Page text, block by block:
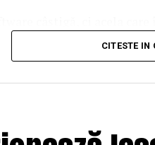
luăm pe îndelete, fiindcă
CITESTE IN